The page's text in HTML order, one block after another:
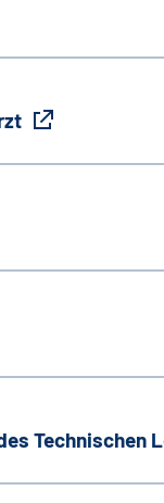
Technischen